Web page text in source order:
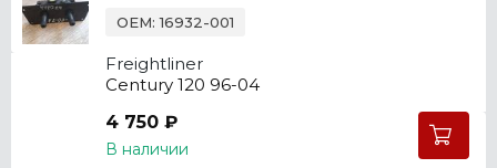
OEM: 16932-001
Freightliner
Century 120 96-04
4 750 ₽
В наличии